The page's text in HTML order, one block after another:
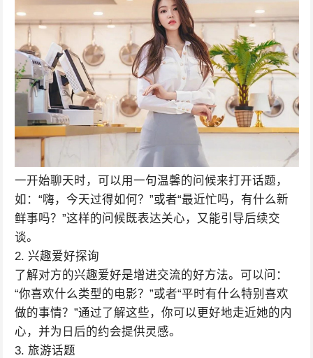
一开始聊天时，可以用一句温馨的问候来打开话题，
如：“嗨，今天过得如何？”或者“最近忙吗，有什么新
鲜事吗？”这样的问候既表达关心，又能引导后续交
谈。
2. 兴趣爱好探询
了解对方的兴趣爱好是增进交流的好方法。可以问：
“你喜欢什么类型的电影？”或者“平时有什么特别喜欢
做的事情？”通过了解这些，你可以更好地走近她的内
心，并为日后的约会提供灵感。
3. 旅游话题